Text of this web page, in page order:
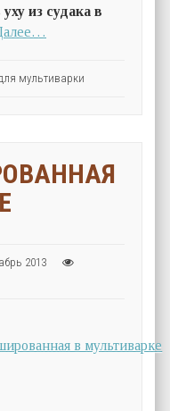
уху из судака в
мультиварки
2013